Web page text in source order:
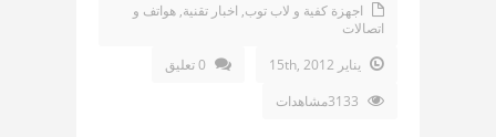
اجهزة كفية و لاب توب, اخبار تقنية, هواتف و
اتصالات
يناير 15th, 2012
0 تعليق